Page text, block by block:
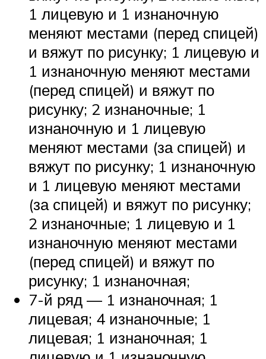
1 лицевую и 1 изнаночную
меняют местами (перед спицей)
и вяжут по рисунку; 1 лицевую и
1 изнаночную меняют местами
(перед спицей) и вяжут по
рисунку; 2 изнаночные; 1
изнаночную и 1 лицевую
меняют местами (за спицей) и
вяжут по рисунку; 1 изнаночную
и 1 лицевую меняют местами
(за спицей) и вяжут по рисунку;
2 изнаночные; 1 лицевую и 1
изнаночную меняют местами
(перед спицей) и вяжут по
рисунку; 1 изнаночная;
7-й ряд — 1 изнаночная; 1
лицевая; 4 изнаночные; 1
лицевая; 1 изнаночная; 1